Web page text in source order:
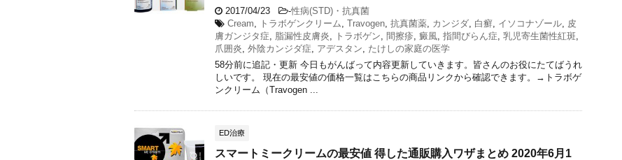
2017/04/23 -性病(STD)・抗真菌
Cream, トラボゲンクリーム, Travogen, 抗真菌薬, カンジダ, 白癬, イソコナゾール, 皮
膚ガンジタ症, 脂漏性皮膚炎, トラボゲン, 間擦疹, 癜風, 指間びらん症, 乳児寄生菌性紅斑,
爪囲炎, 外陰カンジダ症, アデスタン, たけしの家庭の医学
58分前に追記・更新 今日もがんばって内容更新していきます。皆さんのお役にたてばうれ
しいです。 現在の最安値の価格一覧はこちらの商品リンクから確認できます。→トラボゲ
ンクリーム（Travogen ...
ED治療
スマートミークリームの最安値 得した通販購入ワザまとめ 2020年6月1